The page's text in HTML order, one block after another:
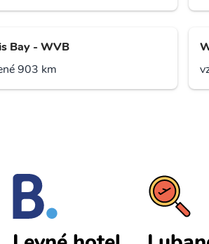
Bay - WVB
903 km